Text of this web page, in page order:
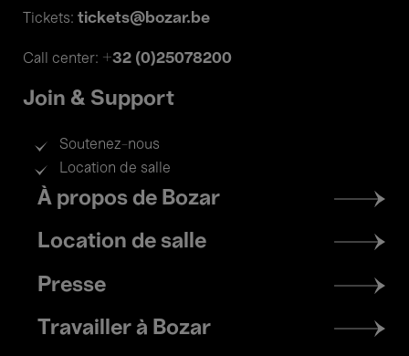
Tickets: tickets@bozar.be
Call center: +32 (0)25078200
Join & Support
Soutenez-nous
Location de salle
Footer
menu
À propos de Bozar
Location de salle
Presse
Travailler à Bozar